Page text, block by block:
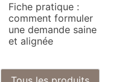
Fiche pratique :
comment formuler
une demande saine
et alignée